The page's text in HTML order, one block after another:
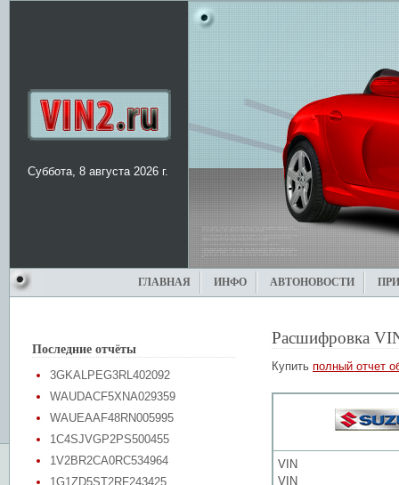
Суббота, 8 августа 2026 г.
ГЛАВНАЯ ИНФО АВТОНОВОСТИ
Последние отчёты
3GKALPEG3RL402092
WAUDACF5XNA029359
WAUEAAF48RN005995
1C4SJVGP2PS500455
1V2BR2CA0RC534964
1G1ZD5ST2RF243425
Расшифровка
Купить полный отчет
VIN
VIN